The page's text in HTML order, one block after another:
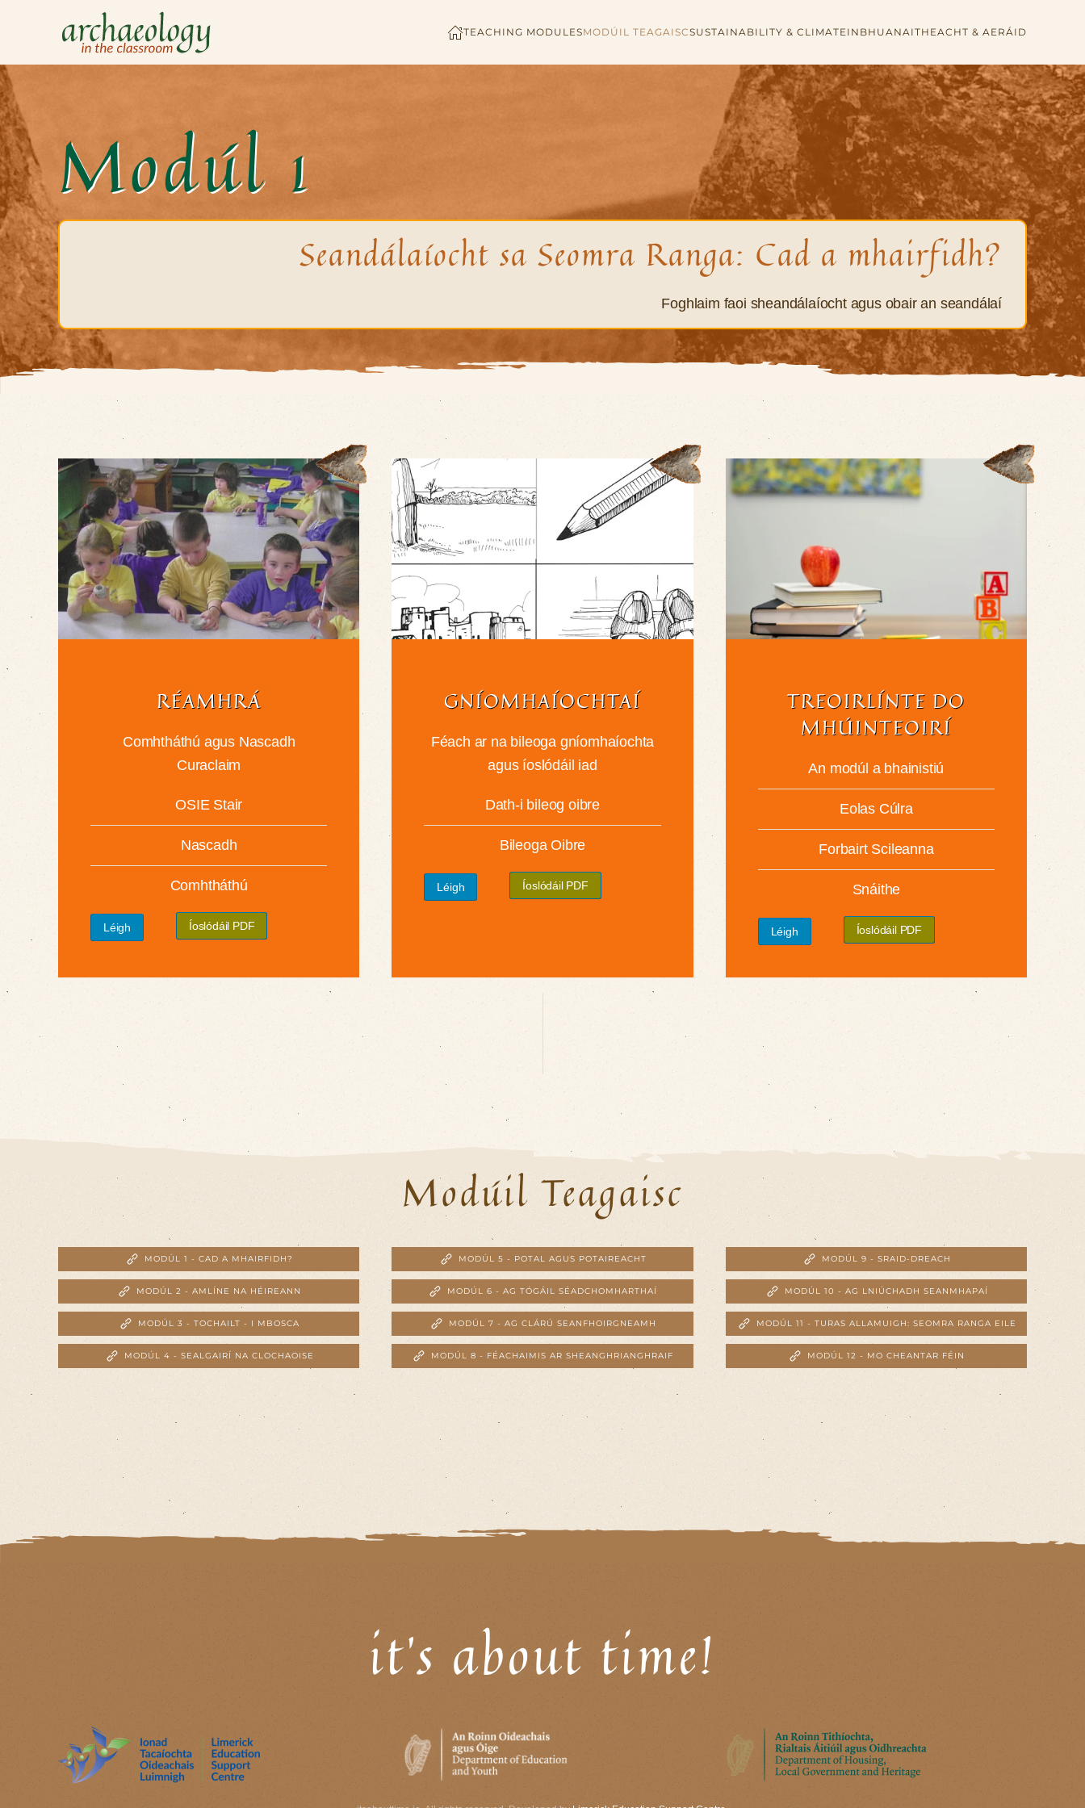
Skip to main content
TEACHING MODULESMODÚIL TEAGAISCSUSTAINABILITY & CLIMATEINBHUANAITHEACHT & AERÁID
Modúl 1
Seandálaíocht sa Seomra Ranga: Cad a mhairfidh?
Foghlaim faoi sheandálaíocht agus obair an seandálaí
RÉAMHRÁ
Comhtháthú agus Nascadh
Curaclaim
OSIE Stair
Nascadh
Comhtháthú
Léigh Íoslódáil PDF
GNÍOMHAÍOCHTAÍ
Féach ar na bileoga gníomhaíochta
agus íoslódáil iad
Dath-i bileog oibre
Bileoga Oibre
Léigh Íoslódáil PDF
TREOIRLÍNTE DO
MHÚINTEOIRÍ
An modúl a bhainistiú
Eolas Cúlra
Forbairt Scileanna
Snáithe
Léigh Íoslódáil PDF
Modúil Teagaisc
MODÚL 1 - CAD A MHAIRFIDH?
MODÚL 2 - AMLÍNE NA HÉIREANN
MODÚL 3 - TOCHAILT - I MBOSCA
MODÚL 4 - SEALGAIRÍ NA CLOCHAOISE
MODÚL 5 - POTAL AGUS POTAIREACHT
MODÚL 6 - AG TÓGÁIL SÉADCHOMHARTHAÍ
MODÚL 7 - AG CLÁRÚ SEANFHOIRGNEAMH
MODÚL 8 - FÉACHAIMIS AR SHEANGHRIANGHRAIF
MODÚL 9 - SRAID-DREACH
MODÚL 10 - AG LNIÚCHADH SEANMHAPAÍ
MODÚL 11 - TURAS ALLAMUIGH: SEOMRA RANGA EILE
MODÚL 12 - MO CHEANTAR FÉIN
it's about time!